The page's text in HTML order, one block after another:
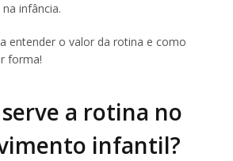
infância.
entender o valor da rotina e como
forma!
a rotina no
infantil?